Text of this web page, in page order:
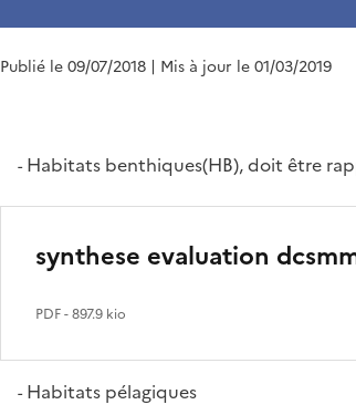
Publié le 09/07/2018 | Mis à jour le 01/03/2019
-Habitats benthiques(HB), doit être
synthese evaluation
PDF- 897.9 kio
-Habitats pélagiques